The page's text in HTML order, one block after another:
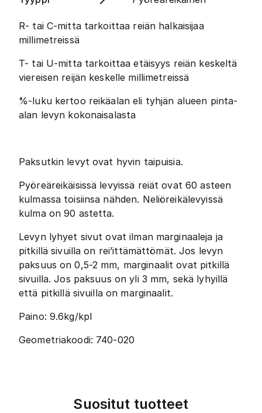
R- tai C-mitta tarkoittaa reiän halkaisijaa
millimetreissä
T- tai U-mitta tarkoittaa etäisyys reiän keskeltä
viereisen reijän keskelle millimetreissä
%-luku kertoo reikäalan eli tyhjän alueen pinta-
alan levyn kokonaisalasta
Paksutkin levyt ovat hyvin taipuisia.
Pyöreäreikäisissä levyissä reiät ovat 60 asteen
kulmassa toisiinsa nähden. Neliöreikälevyissä
kulma on 90 astetta.
Levyn lyhyet sivut ovat ilman marginaaleja ja
pitkillä sivuilla on rei’ittämättömät. Jos levyn
paksuus on 0,5-2 mm, marginaalit ovat pitkillä
sivuilla. Jos paksuus on yli 3 mm, sekä lyhyillä
että pitkillä sivuilla on marginaalit.
Paino: 9.6kg/kpl
Geometriakoodi: 740-020
Suositut tuotteet